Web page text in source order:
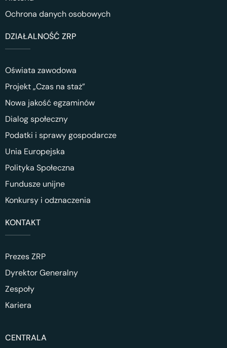
Ochrona danych osobowych
DZIAŁALNOŚĆ ZRP
Oświata zawodowa
Projekt „Czas na staż”
Nowa jakość egzaminów
Dialog społeczny
Podatki i sprawy gospodarcze
Unia Europejska
Polityka Społeczna
Fundusze unijne
Konkursy i odznaczenia
KONTAKT
Prezes ZRP
Dyrektor Generalny
Zespoły
Kariera
CENTRALA